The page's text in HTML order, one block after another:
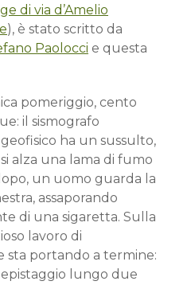
di via d’Amelio
), è stato scritto da
Paolocci e questa
pomeriggio, cento
il sismografo
ha un sussulto,
alza una lama di fumo
un uomo guarda la
assaporando
di una sigaretta. Sulla
lavoro di
sta portando a termine:
lungo due